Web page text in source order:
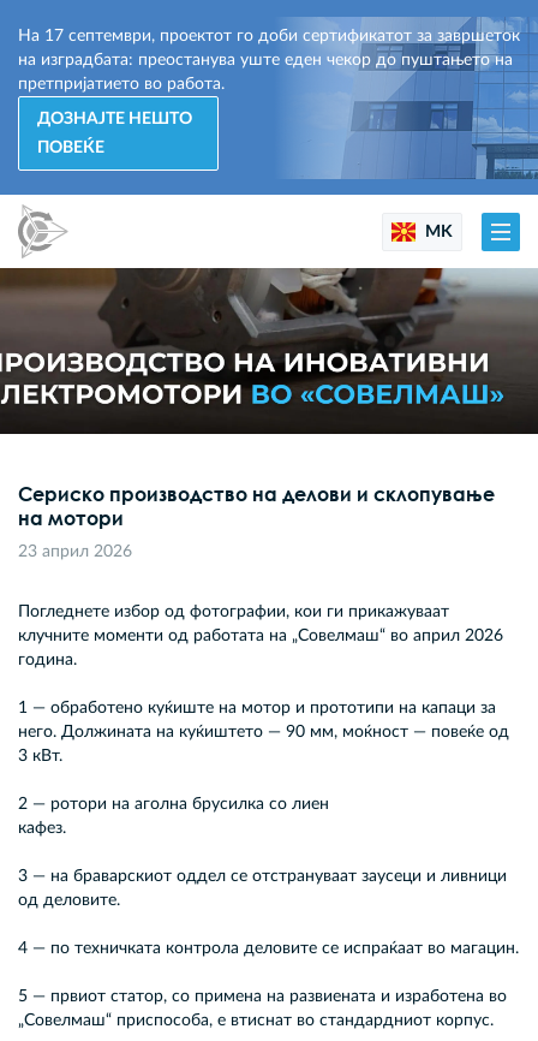
На 17 септември, проектот го доби сертификатот за завршеток
на изградбата: преостанува уште еден чекор до пуштањето на
претпријатието во работа.
ДОЗНАЈТЕ НЕШТО
ПОВЕЌЕ
MK
Сериско производство на делови и склопување
на мотори
23 април 2026
Погледнете избор од фотографии, кои ги прикажуваат
клучните моменти од работата на „Совелмаш“ во април 2026
година.
1 — обработено куќиште на мотор и прототипи на капаци за
него. Должината на куќиштето — 90 мм, моќност — повеќе од
3 кВт.
2 — ротори на аголна брусилка со лиен
кафез.
3 — на браварскиот оддел се отстрануваат заусеци и ливници
од деловите.
4 — по техничката контрола деловите се испраќаат во магацин.
5 — првиот статор, со примена на развиената и изработена во
„Совелмаш“ приспособа, е втиснат во стандардниот корпус.